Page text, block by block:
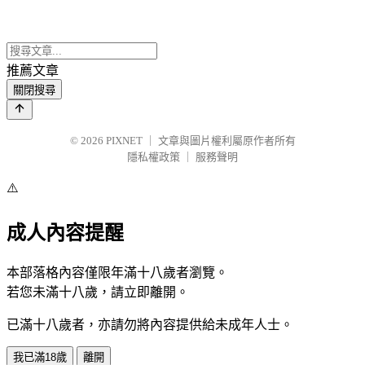
推薦文章
關閉搜尋
© 2026 PIXNET
文章與圖片權利屬原作者所有
隱私權政策
服務聲明
⚠️
成人內容提醒
本部落格內容僅限年滿十八歲者瀏覽。
若您未滿十八歲，請立即離開。
已滿十八歲者，亦請勿將內容提供給未成年人士。
我已滿18歲 離開